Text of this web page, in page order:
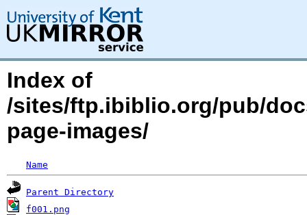
Index of
/sites/ftp.ibiblio.org/pub/
page-images/
Name
Parent Directory
f001.png